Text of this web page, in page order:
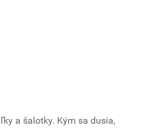
a šalotky. Kým sa dusia,